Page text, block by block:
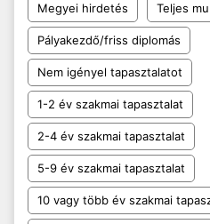
Megyei hirdetés Teljes
Pályakezdő/friss diplomás
Nem igényel tapasztalatot
1-2 év szakmai tapasztalat
2-4 év szakmai tapasztalat
5-9 év szakmai tapasztalat
10 vagy több év szakmai